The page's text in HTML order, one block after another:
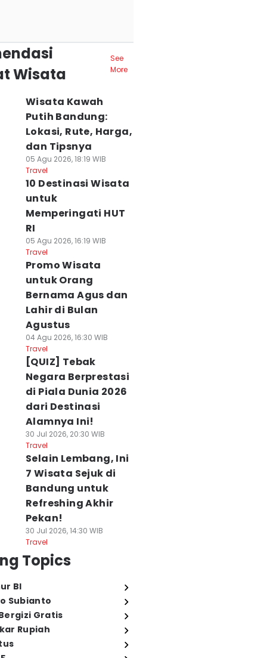
Wisata
See
More
Wisata Kawah
Putih Bandung:
Lokasi, Rute, Harga,
dan Tipsnya
05 Agu 2026, 18:19 WIB
Travel
10 Destinasi Wisata
untuk
Memperingati HUT
RI
05 Agu 2026, 16:19 WIB
Travel
Promo Wisata
untuk Orang
Bernama Agus dan
Lahir di Bulan
Agustus
04 Agu 2026, 16:30 WIB
Travel
[QUIZ] Tebak
Negara Berprestasi
di Piala Dunia 2026
dari Destinasi
Alamnya Ini!
30 Jul 2026, 20:30 WIB
Travel
Selain Lembang, Ini
7 Wisata Sejuk di
Bandung untuk
Refreshing Akhir
Pekan!
30 Jul 2026, 14:30 WIB
Travel
Topics
BI
Subianto
Gratis
Rupiah